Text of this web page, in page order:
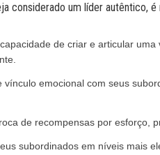
considerado um líder autêntico, é
de criar e articular
vínculo emocional com seus
de recompensas por esforço,
subordinados em níveis mais